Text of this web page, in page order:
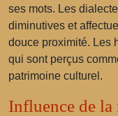
ses mots. Les
diminutives et
douce proximité. Les
qui sont perçus
patrimoine culturel.
Influence de